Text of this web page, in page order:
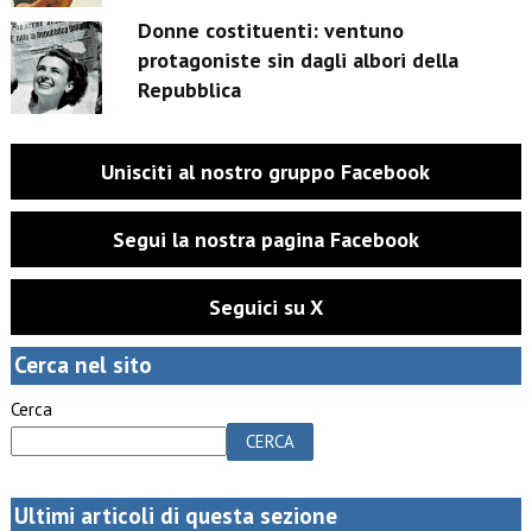
Donne costituenti: ventuno
protagoniste sin dagli albori della
Repubblica
Unisciti al nostro gruppo Facebook
Segui la nostra pagina Facebook
Seguici su X
Cerca nel sito
Cerca
CERCA
Ultimi articoli di questa sezione